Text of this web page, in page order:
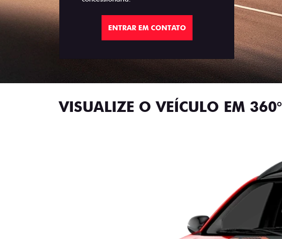
ENTRAR EM CONTATO
VISUALIZE O VEÍCULO EM 360°